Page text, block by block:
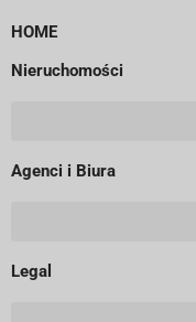
HOME
Nieruchomości
Agenci i Biura
Legal